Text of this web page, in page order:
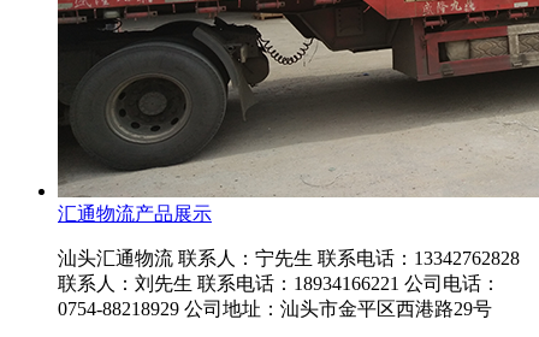
汇通物流产品展示
汕头汇通物流 联系人：宁先生 联系电话：13342762828
联系人：刘先生 联系电话：18934166221 公司电话：
0754-88218929 公司地址：汕头市金平区西港路29号